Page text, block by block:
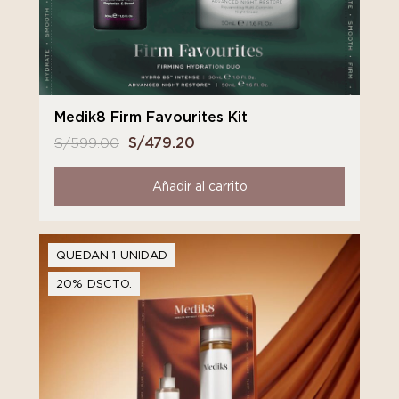
Medik8 Firm Favourites Kit
S/599.00 El
precio
original
era:
S/479.20
precio
actual
es:
Añadir al carrito
QUEDAN 1 UNIDAD
20% DSCTO.